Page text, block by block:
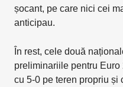
șocant, pe care nici cei
anticipau.
În rest, cele două
preliminariile pentru
cu 5-0 pe teren propriu și